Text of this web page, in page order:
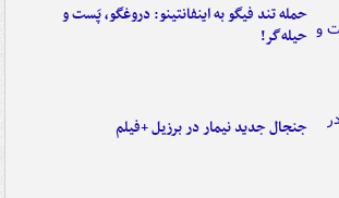
حمله تند فیگو به اینفانتینو: دروغگو، پَست‌ و
حیله‌گر!
جنجال جدید نیمار در برزیل +فیلم